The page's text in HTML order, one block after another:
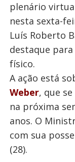
plenário
nesta sexta-
Luís Roberto
destaque
físico.
A ação está
Weber, que
na próxima
anos. O
com sua
(28).